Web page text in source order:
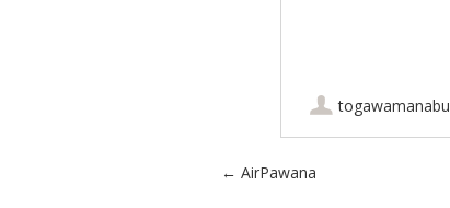
togawamanabu
Post navigation
← AirPawana